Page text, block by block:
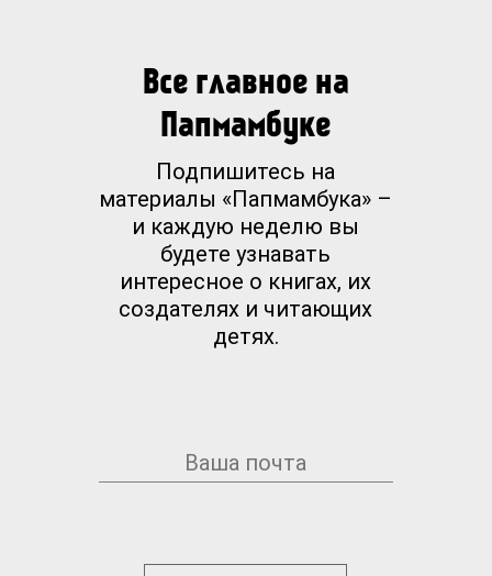
Все главное на
Папмамбуке
Подпишитесь на
материалы «Папмамбука» –
и каждую неделю вы
будете узнавать
интересное о книгах, их
создателях и читающих
детях.